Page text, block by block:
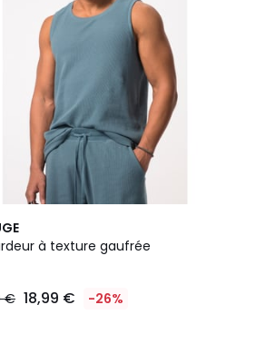
à texture gaufrée
€ 18,99 € -26%